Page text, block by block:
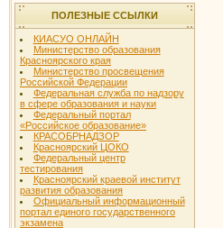
ПОЛЕЗНЫЕ ССЫЛКИ
КИАСУО ОНЛАЙН
Министерство образования
Красноярского края
Министерство просвещения
Российской Федерации
Федеральная служба по надзору
в сфере образования и науки
Федеральный портал
«Российское образование»
КРАСОБРНАДЗОР
Красноярский ЦОКО
Федеральный центр
тестирования
Красноярский краевой институт
развития образования
Официальный информационный
портал единого государственного
экзамена